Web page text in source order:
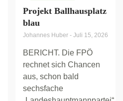
Projekt Ballhausplatz
blau
Johannes Huber - Juli 15, 2026
BERICHT. Die FPÖ
rechnet sich Chancen
aus, schon bald
sechsfache